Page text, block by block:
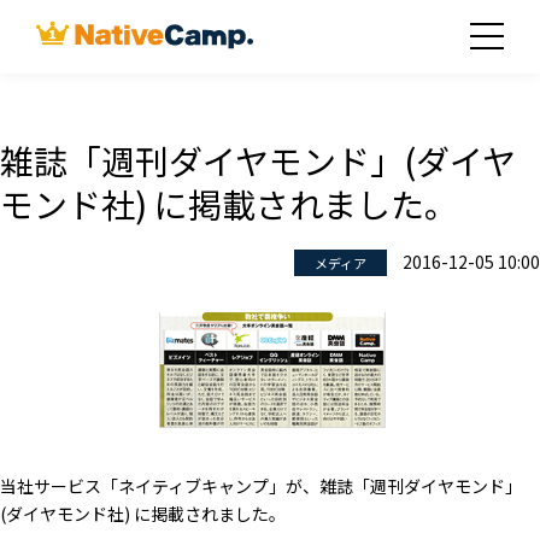
雑誌「週刊ダイヤモンド」(ダイヤ
モンド社) に掲載されました。
メディア 2016-12-05 10:00
当社サービス「ネイティブキャンプ」が、雑誌「週刊ダイヤモンド」
(ダイヤモンド社) に掲載されました。